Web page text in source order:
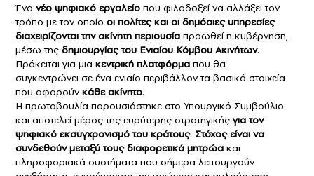
Ένα νέο ψηφιακό εργαλείο που φιλοδοξεί να αλλάξει τον
τρόπο με τον οποίο οι πολίτες και οι δημόσιες υπηρεσίες
διαχειρίζονται τηνακίνητη περιουσία προωθεί η κυβέρνηση,
μέσω της δημιουργίας του Ενιαίου Κόμβου Ακινήτων.
Πρόκειται για μια κεντρική πλατφόρμα που θα
συγκεντρώνει σε ένα ενιαίο περιβάλλον τα βασικά στοιχεία
που αφορούνκάθε ακίνητο.
Η πρωτοβουλία παρουσιάστηκε στο Υπουργικό Συμβούλιο
και αποτελεί μέρος της ευρύτερης στρατηγικής για τον
ψηφιακό εκσυγχρονισμό του κράτους. Στόχος είναι να
συνδεθούν μεταξύ τους διαφορετικά μητρώα και
πληροφοριακά συστήματα που σήμερα λειτουργούν